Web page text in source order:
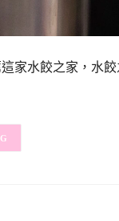
家水餃之家，水